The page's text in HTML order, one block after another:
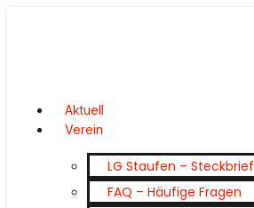
Aktuell
Verein
LG Staufen – Steckbrief
FAQ – Häufige Fragen